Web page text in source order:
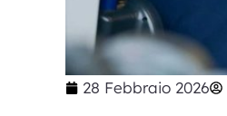
28 Febbraio 2026